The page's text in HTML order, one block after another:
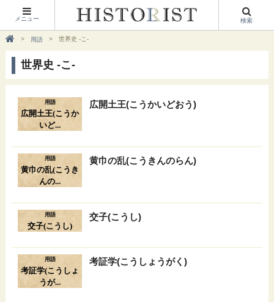
メニュー 検索
用語 世界史 -こ-
世界史 -こ-
用語
広開土王(こうか
いど...
広開土王(こうかいどおう)
用語
黄巾の乱(こうき
んの...
黄巾の乱(こうきんのらん)
用語
交子(こうし)
交子(こうし)
用語
考証学(こうしょ
うが...
考証学(こうしょうがく)